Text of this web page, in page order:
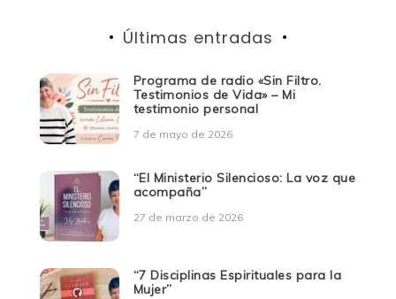
Últimas entradas
Programa de radio «Sin Filtro.
Testimonios de Vida» – Mi
testimonio personal
7 de mayo de 2026
“El Ministerio Silencioso: La voz que
acompaña”
27 de marzo de 2026
“7 Disciplinas Espirituales para la
Mujer”